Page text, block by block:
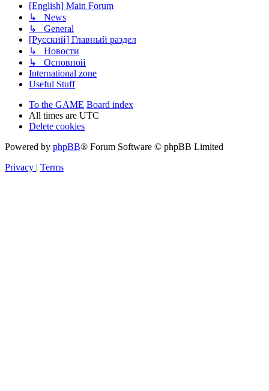
[English] Main Forum
↳ News
↳ General
[Русский] Главный раздел
↳ Новости
↳ Основной
International zone
Useful Stuff
To the GAME Board index
All times are UTC
Delete cookies
Powered by phpBB® Forum Software © phpBB Limited
Privacy | Terms